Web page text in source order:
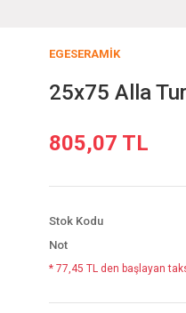
EGESERAMİK
25x75 Alla
805,07 TL
Stok Kodu
Not
* 77,45 TL den başlayan